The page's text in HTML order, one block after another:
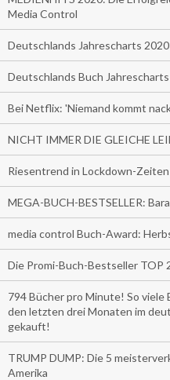
Media Control
Deutschlands Jahrescharts 2020
Deutschlands Buch
Bei Netflix: 'Niemand kommt
NICHT IMMER DIE GLEICHE
Riesentrend in Lockdown-Zeiten
MEGA-BUCH-BESTSELLER:
media control Buch-Award:
Die Promi-Buch-Bestseller TOP
794 Bücher pro Minute! So
den letzten drei Monaten im
gekauft!
TRUMP DUMP: Die 5
Amerika